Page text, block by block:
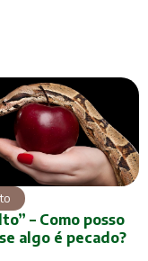
– Como posso
algo é pecado?